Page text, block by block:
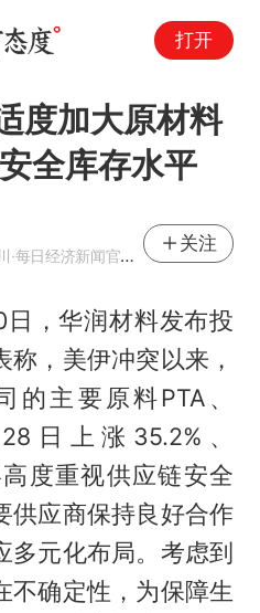
打开
度加大原材料
全库存水平
·每日经济新闻官方网易号
关注
，华润材料发布投
，美伊冲突以来，
主要原料PTA、
日上涨35.2%、
度重视供应链安全
供应商保持良好合作
多元化布局。考虑到
不确定性，为保障生